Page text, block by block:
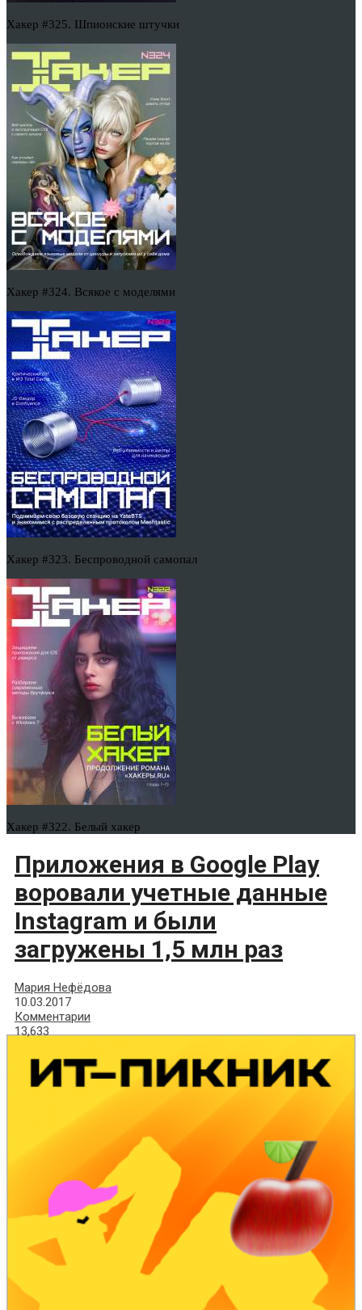
Хакер #325. Шпионские штучки
Хакер #324. Всякое с моделями
Хакер #323. Беспроводной самопал
Хакер #322. Белый хакер
Приложения в Google Play
воровали учетные данные
Instagram и были
загружены 1,5 млн раз
Мария Нефёдова
10.03.2017
Комментарии
13,633